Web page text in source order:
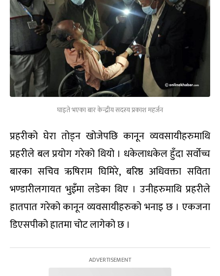
घाइते भएका बार केन्द्रीय सदस्य प्रकाश महर्जन
प्रहरीको घेरा तोड्न खोजेपछि कानून व्यवसायीहरुमाथि
प्रहरीले बल प्रयोग गरेको थियो । धकेलाधकेल हुँदा सर्वोच्च
बारका सचिव ऋषिराम घिमिरे, बरिष्ठ अधिवक्ता सविता
भण्डारीलगायत भुइँमा लडेका थिए । उनीहरुमाथि प्रहरीले
हातपात गरेको कानून व्यवसायीहरुको भनाइ छ । एकजना
डिएसपीको हातमा चोट लागेको छ ।